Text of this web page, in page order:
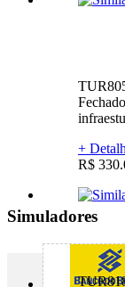
+
R$
Simuladores